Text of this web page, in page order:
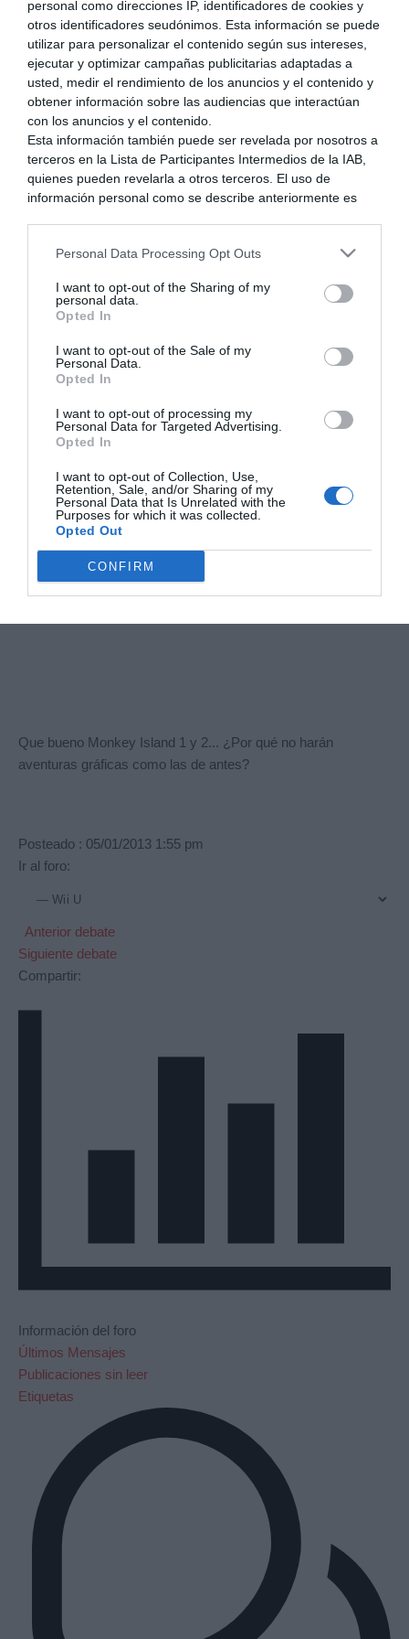
personal como direcciones IP, identificadores de cookies y
otros identificadores seudónimos. Esta información se puede
utilizar para personalizar el contenido según sus intereses,
ejecutar y optimizar campañas publicitarias adaptadas a
usted, medir el rendimiento de los anuncios y el contenido y
obtener información sobre las audiencias que interactúan
con los anuncios y el contenido.
Esta información también puede ser revelada por nosotros a
terceros en la Lista de Participantes Intermedios de la IAB,
quienes pueden revelarla a otros terceros. El uso de
información personal como se describe anteriormente es
generamos contenido relevante para nuestra audiencia.
recopilación y uso de datos en nuestra Política de
Privacidad.
terceros por nuestra parte, utilice la siguiente opción de
exclusión y confirme su selección. Tenga en cuenta que
después de que se procese su solicitud de exclusión, es
posible que continúe viendo anuncios basados en intereses
basados en la información personal utilizada por nosotros o
en información personal divulgada a terceros antes de su
Puede optar por no participar en la divulgación adicional de
su información personal por parte de terceros en la Lista de
participantes intermedios de la IAB.
Personal Data Processing Opt Outs
I want to opt-out of the Sharing of my
personal data.
Opted In
I want to opt-out of the Sale of my
Personal Data.
Opted In
I want to opt-out of processing my
Personal Data for Targeted Advertising.
Opted In
I want to opt-out of Collection, Use,
Retention, Sale, and/or Sharing of my
Personal Data that Is Unrelated with the
Purposes for which it was collected.
Opted Out
CONFIRM
alias79
(@alias79)
Respuestas: 12962
Illustrious MemberAdmin
Iniciador del debate
Me acuerdo los tiempos de Doom y Doom 2 en mi 486,
con la demo... daba errores).
También de la época de cuando tenía mi querido 486 (sólo me
queda su procesador).
Que bueno Monkey Island 1 y 2... ¿Por qué no harán
aventuras gráficas como las de antes?
Posteado : 05/01/2013 1:55 pm
Ir al foro:
Anterior debate
Siguiente debate
Compartir:
Información del foro
Últimos Mensajes
Publicaciones sin leer
Etiquetas